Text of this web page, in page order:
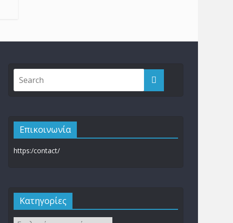
Επικοινωνία
https:/contact/
Kατηγορίες